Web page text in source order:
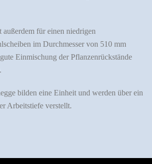
für einen niedrigen
im Durchmesser von 510 mm
Einmischung der Pflanzenrückstände
bilden eine Einheit und werden über ein
Arbeitstiefe verstellt.